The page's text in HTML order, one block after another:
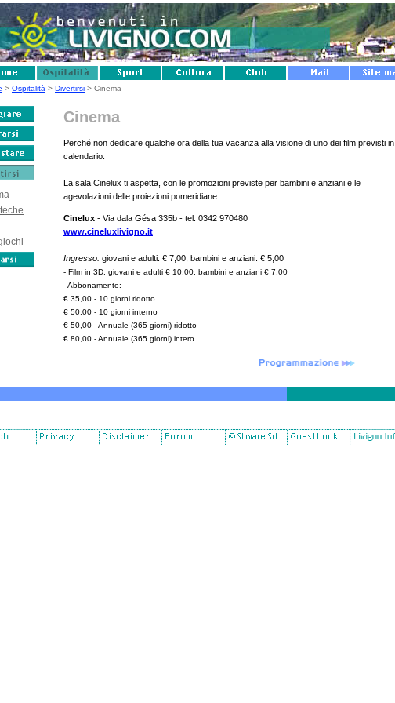
> Ospitalità > Divertirsi > Cinema
Cinema
Perché non dedicare qualche ora della tua vacanza alla visione di uno dei film previsti in
calendario.
La sala Cinelux ti aspetta, con le promozioni previste per bambini e anziani e le
agevolazioni delle proiezioni pomeridiane
Cinelux - Via dala Gésa 335b - tel. 0342 970480
www.cineluxlivigno.it
Ingresso: giovani e adulti: € 7,00; bambini e anziani: € 5,00
- Film in 3D: giovani e adulti € 10,00; bambini e anziani € 7,00
- Abbonamento:
€ 35,00 - 10 giorni ridotto
€ 50,00 - 10 giorni interno
€ 50,00 - Annuale (365 giorni) ridotto
€ 80,00 - Annuale (365 giorni) intero